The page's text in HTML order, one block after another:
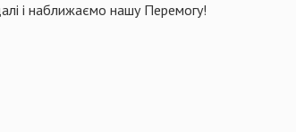
і наближаємо нашу Перемогу!